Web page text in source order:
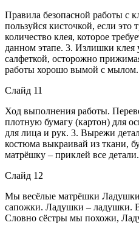
Правила безопасной работы с
пользуйся кисточкой, если это
количество клея, которое
данном этапе. 3. Излишки клея
салфеткой, осторожно
работы хорошо вымой с мылом.
Слайд 11
Ход выполнения работы.
плотную бумагу (картон) для
для лица и рук. 3. Вырежи
костюма выкраивай из ткани,
матрёшку – приклей все детали.
Слайд 12
Мы весёлые матрёшки
сапожки. Ладушки – ладушки.
Словно сёстры мы похожи,